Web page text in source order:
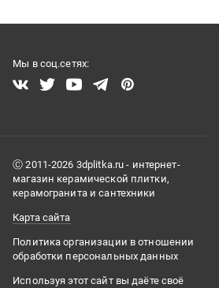
Мы в соц.сетях:
Ⓒ 2011-2026 3dplitka.ru - интернет-
магазин керамической плитки,
керамогранита и сантехники
Карта сайта
Политика организации в отношении
обработки персональных данных
Используя этот сайт вы даёте своё